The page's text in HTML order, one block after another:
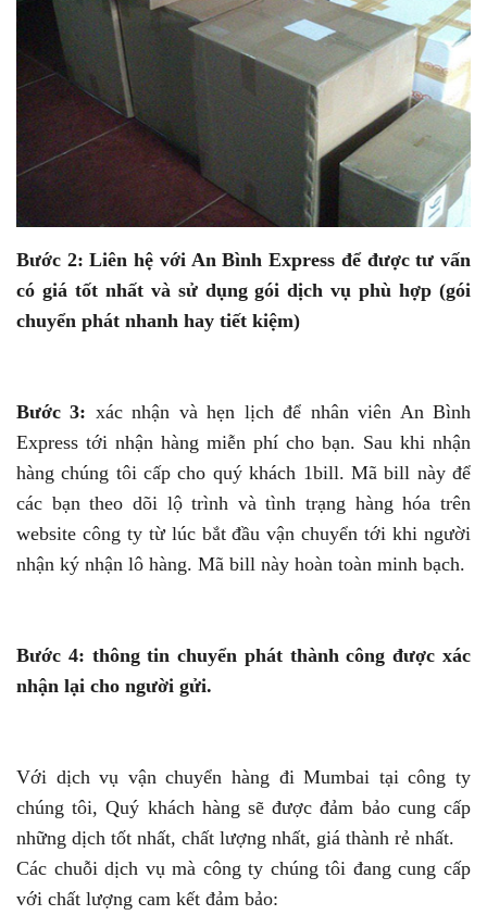
Bước 2: Liên hệ với An Bình Express để được tư vấn
có giá tốt nhất và sử dụng gói dịch vụ phù hợp (gói
chuyển phát nhanh hay tiết kiệm)
Bước 3: xác nhận và hẹn lịch để nhân viên An Bình
Express tới nhận hàng miễn phí cho bạn. Sau khi nhận
hàng chúng tôi cấp cho quý khách 1bill. Mã bill này để
các bạn theo dõi lộ trình và tình trạng hàng hóa trên
website công ty từ lúc bắt đầu vận chuyển tới khi người
nhận ký nhận lô hàng. Mã bill này hoàn toàn minh bạch.
Bước 4: thông tin chuyển phát thành công được xác
nhận lại cho người gửi.
Với dịch vụ vận chuyển hàng đi Mumbai tại công ty
chúng tôi, Quý khách hàng sẽ được đảm bảo cung cấp
những dịch tốt nhất, chất lượng nhất, giá thành rẻ nhất.
Các chuỗi dịch vụ mà công ty chúng tôi đang cung cấp
với chất lượng cam kết đảm bảo: